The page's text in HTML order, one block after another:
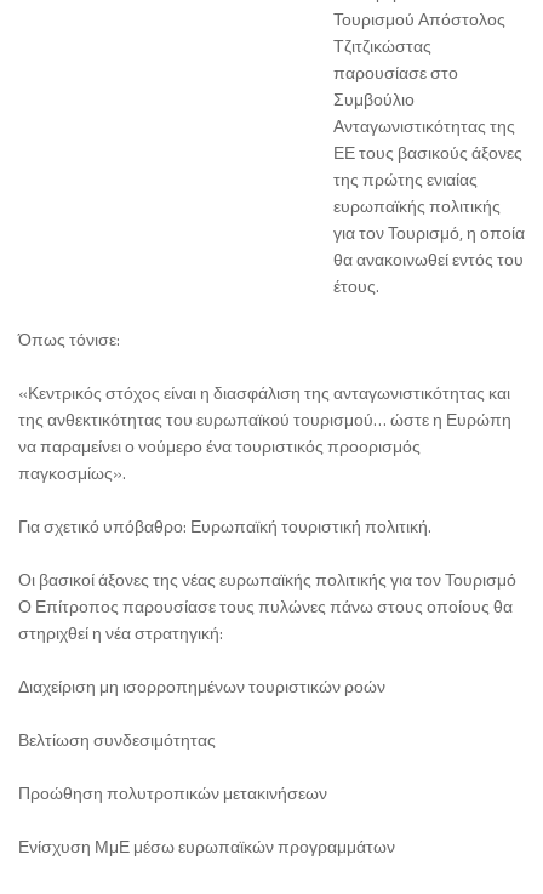
Τουρισμού Απόστολος
Τζιτζικώστας
παρουσίασε στο
Συμβούλιο
Ανταγωνιστικότητας της
ΕΕ τους βασικούς άξονες
της πρώτης ενιαίας
ευρωπαϊκής πολιτικής
για τον Τουρισμό, η οποία
θα ανακοινωθεί εντός του
έτους.
Όπως τόνισε:
«Κεντρικός στόχος είναι η διασφάλιση της ανταγωνιστικότητας και
της ανθεκτικότητας του ευρωπαϊκού τουρισμού… ώστε η Ευρώπη
να παραμείνει ο νούμερο ένα τουριστικός προορισμός
παγκοσμίως».
Για σχετικό υπόβαθρο: Ευρωπαϊκή τουριστική πολιτική.
Οι βασικοί άξονες της νέας ευρωπαϊκής πολιτικής για τον Τουρισμό
Ο Επίτροπος παρουσίασε τους πυλώνες πάνω στους οποίους θα
στηριχθεί η νέα στρατηγική:
Διαχείριση μη ισορροπημένων τουριστικών ροών
Βελτίωση συνδεσιμότητας
Προώθηση πολυτροπικών μετακινήσεων
Ενίσχυση ΜμΕ μέσω ευρωπαϊκών προγραμμάτων